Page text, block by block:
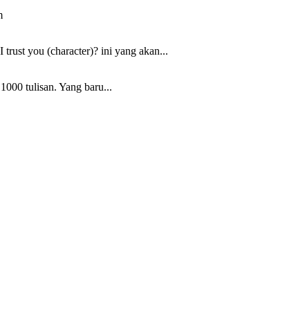
you (character)? ini yang akan...
tulisan. Yang baru...